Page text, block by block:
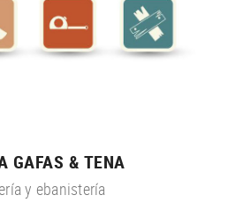
GAFAS & TENA
y ebanistería